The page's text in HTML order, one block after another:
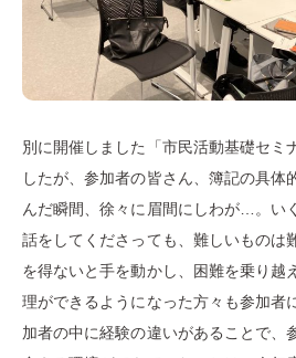
別に開催しました「市民活動基礎セミ
したが、参加者の皆さん、簿記の具体
んだ瞬間、徐々に眉間にしわが…。い
話をしてくださっても、難しいものは
を得ないと手を動かし、困難を乗り越
理ができるようになった方々も参加者
加者の中に経験の違いがあることで、